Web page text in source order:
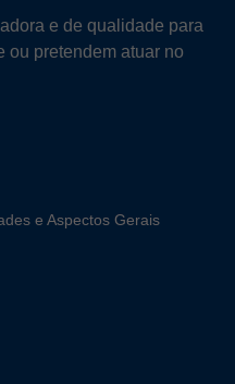
e de qualidade para
ou pretendem atuar no
e Aspectos Gerais